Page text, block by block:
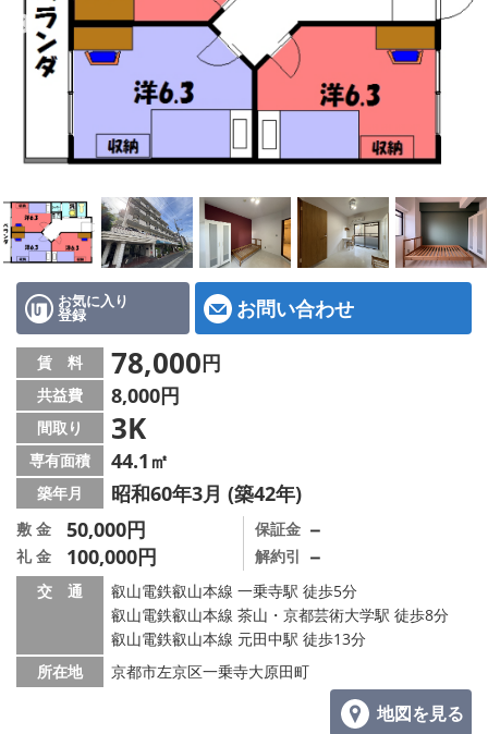
一人暮らしの物件特集
ペット相談OKの賃貸！
特選物件
ハウスメーカー施工特集！
路線·駅から探す
IT重説について
スタッフ紹介
賃貸管理の北白川店
店舗情報·アクセス
会社概要
メールでお問い合わせ
お気に入り
登録 お問い合わせ
賃 料 78,000円
共益費 8,000円
間取り 3K
専有面積 44.1㎡
築年月 昭和60年3月 (築42年)
敷 金 50,000円
礼 金 100,000円
保証金 －
解約引 －
交 通
叡山電鉄叡山本線 一乗寺駅 徒歩5分
叡山電鉄叡山本線 茶山・京都芸術大学駅 徒歩8分
叡山電鉄叡山本線 元田中駅 徒歩13分
所在地
京都市左京区一乗寺大原田町
地図を見る